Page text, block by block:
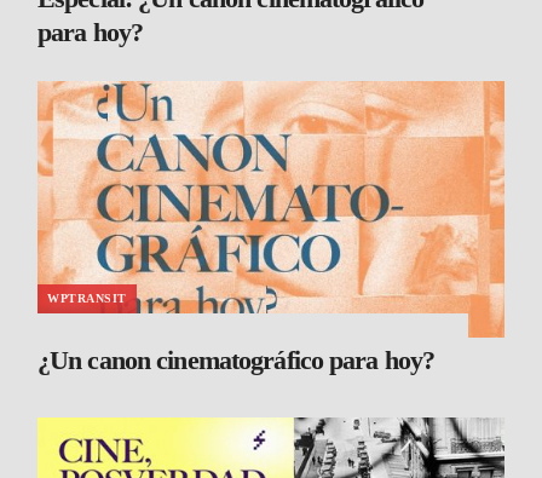
para hoy?
WPTRANSIT
¿Un canon cinematográfico para hoy?